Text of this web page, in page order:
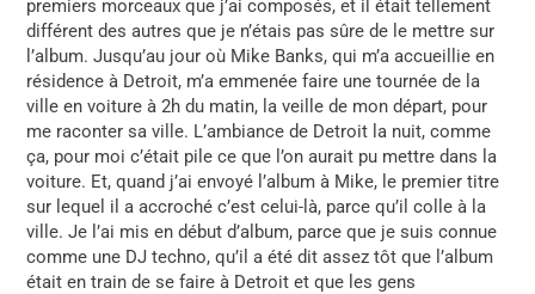
premiers morceaux que j’ai composés, et il était tellement
différent des autres que je n’étais pas sûre de le mettre sur
l’album. Jusqu’au jour où Mike Banks, qui m’a accueillie en
résidence à Detroit, m’a emmenée faire une tournée de la
ville en voiture à 2h du matin, la veille de mon départ, pour
me raconter sa ville. L’ambiance de Detroit la nuit, comme
ça, pour moi c’était pile ce que l’on aurait pu mettre dans la
voiture. Et, quand j’ai envoyé l’album à Mike, le premier titre
sur lequel il a accroché c’est celui-là, parce qu’il colle à la
ville. Je l’ai mis en début d’album, parce que je suis connue
comme une DJ techno, qu’il a été dit assez tôt que l’album
était en train de se faire à Detroit et que les gens